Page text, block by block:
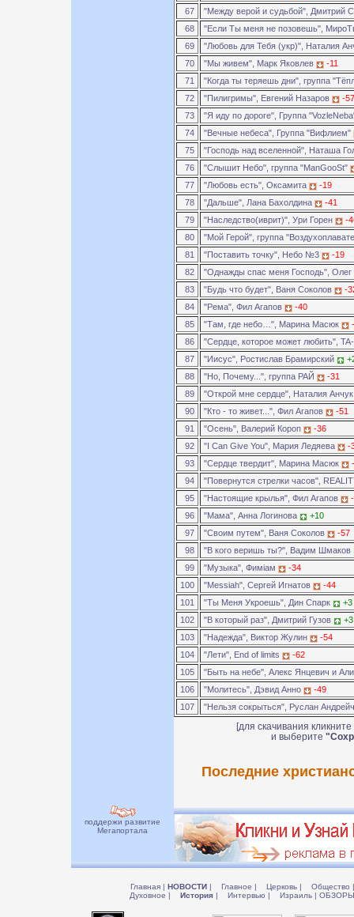
67
"Между верой и судьбой", Дмитрий
68
"Если Ты меня не позовешь",
69
"Любовь для Тебя (укр)", Наталия
70
"Мы живем", Марк Яковлев
-11
71
"Когда ты теряешь дни", группа
72
"Пилигримы", Евгений Назаров
-57
73
"Я иду по дороге", Группа
74
"Вечные небеса", Группа "Вифлием"
75
"Господь над вселенной", Наташа
76
"Слышит Небо", группа "ManGooSt"
77
"Любовь есть", Оксамита
-19
78
"Дальше", Лана Бахолдина
-41
79
"Наследство(иврит)", Ури Горен
-
80
"Мой Герой", группа
81
"Поставить точку", Небо №3
-19
82
"Однажды спас меня Господь",
83
"Будь что будет", Ваня Соколов
-
84
"Рема", Фил Агапов
-40
85
"Там, где небо…", Марина Масюк
86
"Сердце, которое может любить",
87
"Иисус", Ростислав Брамирский
88
"Но, Почему...", группа РАЙ
-31
89
"Открой мне сердце", Наталия
90
"Кто - то живет...", Фил Агапов
-51
91
"Осень", Валерий Короп
-36
92
"I Can Give You", Мария Ледяева
-
93
"Сердце твердит", Марина Масюк
94
"Повернутся стрелки часов",
95
"Настоящие крылья", Фил Агапов
96
"Мама", Анна Логинова
+10
97
"Своим путем", Ваня Соколов
-57
98
"В кого веришь ты?", Вадим Шмаков
99
"Музыка", Фимiам
-34
100
"Messiah", Сергей Игнатов
-44
101
"Ты Меня Укроешь", Дин Спарк
+3
102
"В который раз", Дмитрий Гузов
+3
103
"Надежда", Виктор Жулин
-54
104
"Лети", End of limits
-62
105
"Быть на небе", Алекс Янцевич и
106
"Молитесь", Дэвид Анно
-49
107
"Нельзя сокрыться", Руслан
[для скачивания
и выберите
Последние
поддержи развитие
Мегапортала
Главная | НОВОСТИ | Главное | Церковь | Общество |
Духовное | История | Интервью | Израиль |